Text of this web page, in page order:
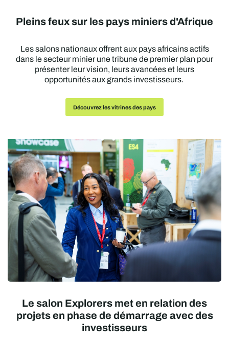
Pleins feux sur les pays miniers d'Afrique
Les salons nationaux offrent aux pays africains actifs
dans le secteur minier une tribune de premier plan pour
présenter leur vision, leurs avancées et leurs
opportunités aux grands investisseurs.
Découvrez les vitrines des pays
Le salon Explorers met en relation des
projets en phase de démarrage avec des
investisseurs